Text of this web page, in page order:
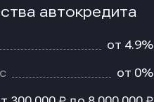
автокредита
от 4.9%
от 0%